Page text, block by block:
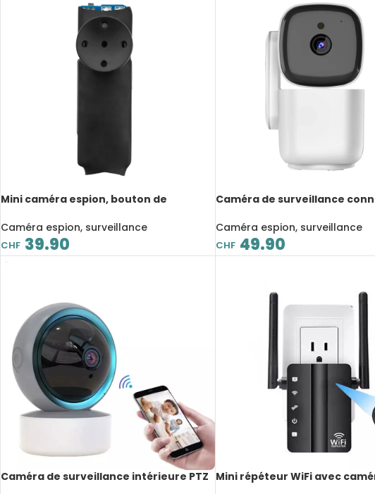
Mini caméra espion, bouton de
chargement USB, avec carte Micro SD
32GB
Caméra espion, surveillance
CHF 39.90
Caméra de surveillance
détection intelligente, suivi de
mouvement, Babyphone
Caméra espion, surveillance
CHF 49.90
Caméra de surveillance intérieure PTZ Mini répéteur WiFi avec